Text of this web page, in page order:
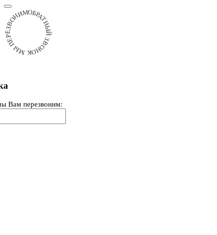
ОБРАТНЫЙ ЗВОНОК МЫ ПЕРЕЗВОНИМ
Вам перезвоним: